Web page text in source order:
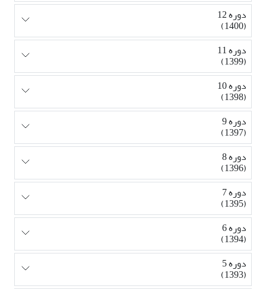
دوره 12
(1400)
دوره 11
(1399)
دوره 10
(1398)
دوره 9
(1397)
دوره 8
(1396)
دوره 7
(1395)
دوره 6
(1394)
دوره 5
(1393)